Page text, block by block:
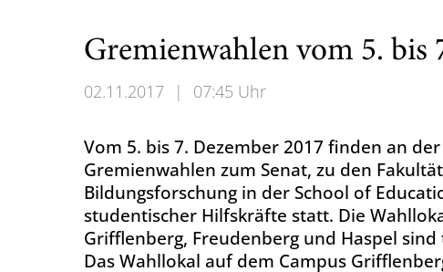
Gremienwahlen vom 5. bis
02.11.2017 | 07:45 Uhr
Vom 5. bis 7. Dezember 2017 finden an
Gremienwahlen zum Senat, zu den
Bildungsforschung in der School of
studentischer Hilfskräfte statt. Die
Grifflenberg, Freudenberg und Haspel
Das Wahllokal auf dem Campus